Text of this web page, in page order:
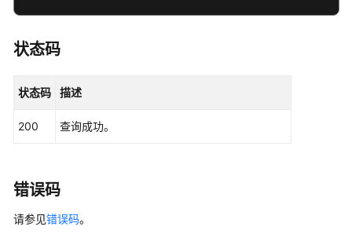
例
附
录
SDK
状态码
状态码 描述
200 查询成功。
错误码
请参见错误码。